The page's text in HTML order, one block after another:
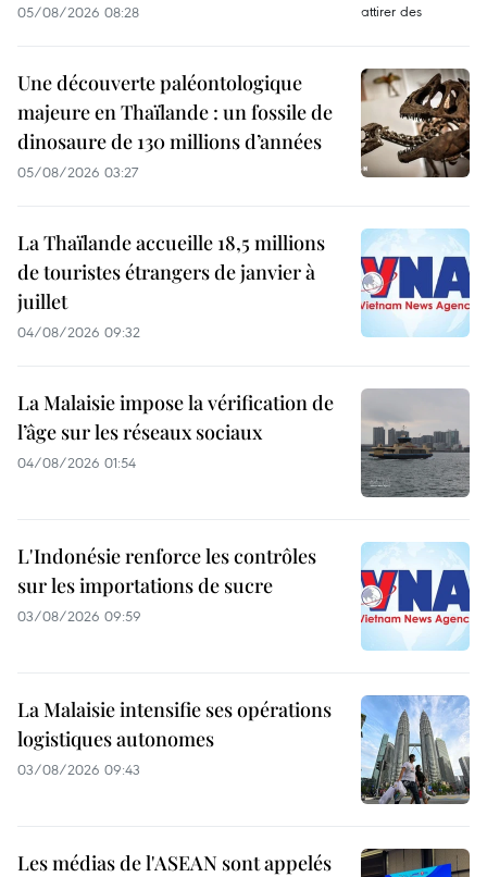
05/08/2026 08:28
Une découverte paléontologique
majeure en Thaïlande : un fossile de
dinosaure de 130 millions d’années
05/08/2026 03:27
La Thaïlande accueille 18,5 millions
de touristes étrangers de janvier à
juillet
04/08/2026 09:32
La Malaisie impose la vérification de
l’âge sur les réseaux sociaux
04/08/2026 01:54
L'Indonésie renforce les contrôles
sur les importations de sucre
03/08/2026 09:59
La Malaisie intensifie ses opérations
logistiques autonomes
03/08/2026 09:43
Les médias de l'ASEAN sont appelés